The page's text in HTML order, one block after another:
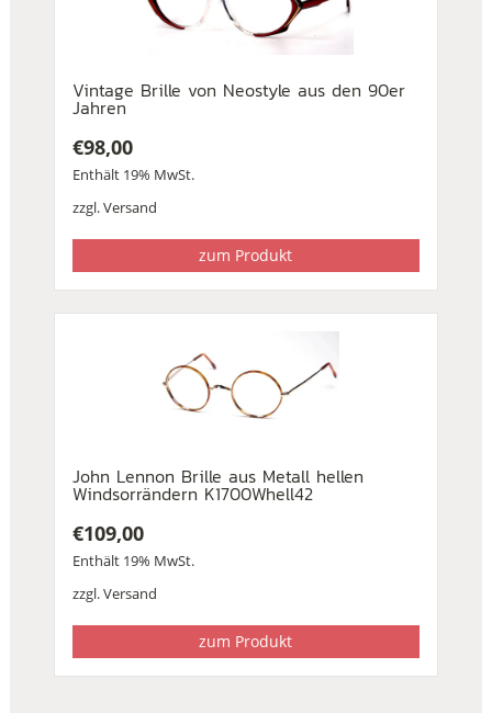
Vintage Brille von Neostyle aus den 90er
Jahren
€98,00
Enthält 19% MwSt.
zzgl.Versand
zum Produkt
John Lennon Brille aus Metall hellen
Windsorrändern K1700Whell42
€109,00
Enthält 19% MwSt.
zzgl.Versand
zum Produkt